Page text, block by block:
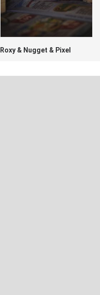
Roxy & Nugget & Pixel